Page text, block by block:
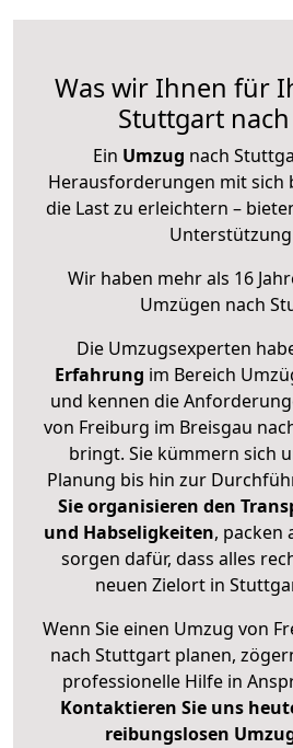
Was wir Ihnen für
Stuttgart
Ein Umzug nach
Herausforderungen mit sich
die Last zu erleichtern –
Wir haben mehr als 16
Umzügen nach
Die Umzugsexperten
Erfahrung im Bereich
und kennen die
von Freiburg im Breisgau
bringt. Sie kümmern sich
Planung bis hin zur
Sie organisieren den
und Habseligkeiten, packen
sorgen dafür, dass alles
neuen Zielort in
Wenn Sie einen Umzug von
nach Stuttgart planen,
professionelle Hilfe in
Kontaktieren Sie uns
reibungslosen